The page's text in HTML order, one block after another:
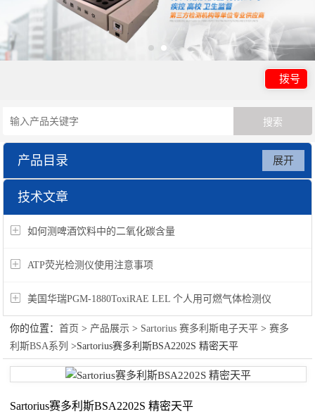
拨号
产品目录
Sartorius 赛多利斯电子天平
展开
技术文章
如何测啤酒饮料中的二氧化碳含量
ATP荧光检测仪使用注意事项
美国华瑞PGM-1880ToxiRAE LEL 个人用可燃气体检测仪
你的位置：首页 > 产品展示 > Sartorius 赛多利斯电子天平 >赛多
利斯BSA系列 >Sartorius赛多利斯BSA2202S 精密天平
Sartorius赛多利斯BSA2202S 精密天平